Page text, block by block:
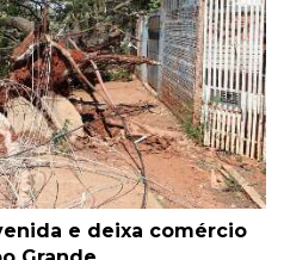
e deixa comércio